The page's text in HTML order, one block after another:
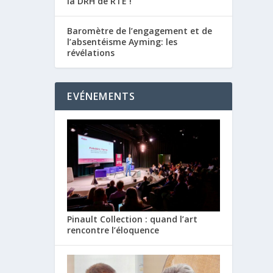
Baromètre de l’engagement et de
l’absentéisme Ayming: les
révélations
EVÉNEMENTS
Pinault Collection : quand l’art
rencontre l’éloquence